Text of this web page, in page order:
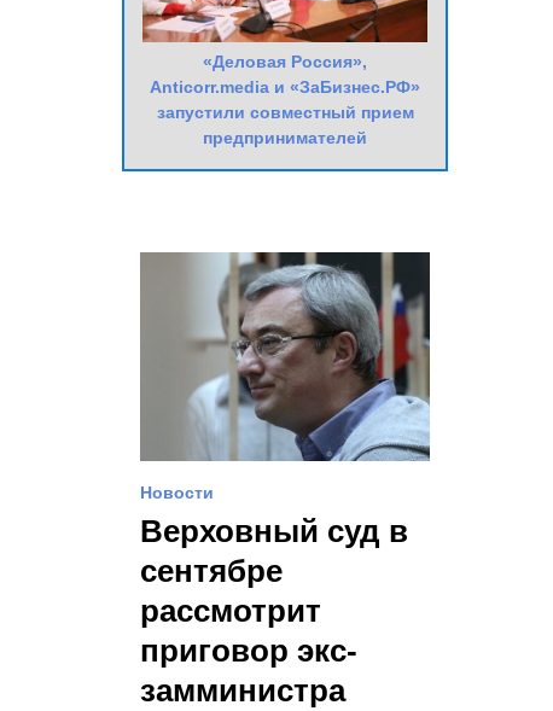
«Деловая Россия»,
Anticorr.media и «ЗаБизнес.РФ»
запустили совместный прием
предпринимателей
Новости
Верховный суд в
сентябре
рассмотрит
приговор экс-
замминистра